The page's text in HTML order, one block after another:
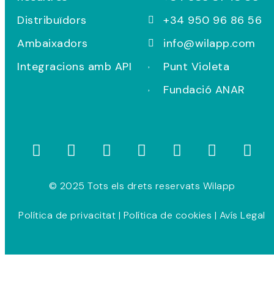
Distribuïdors
Ambaixadors
Integracions amb API
+34 950 96 86 56
info@wilapp.com
Punt Violeta
Fundació ANAR
© 2025 Tots els drets reservats Wilapp
Política de privacitat | Política de cookies | Avís Legal